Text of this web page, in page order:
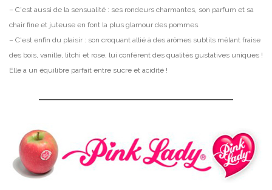
– C'est aussi de la sensualité : ses rondeurs charmantes, son parfum et sa
chair fine et juteuse en font la plus glamour des pommes.
– C'est enfin du plaisir : son croquant allié à des arômes subtils mêlant fraise
des bois, vanille, litchi et rose, lui confèrent des qualités gustatives uniques !
Elle a un équilibre parfait entre sucre et acidité !